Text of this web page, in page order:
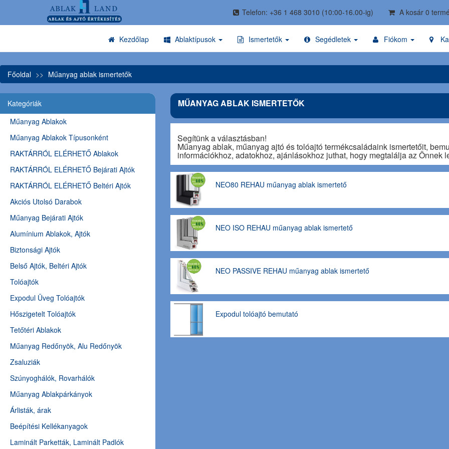
Telefon: +36 1 468 3010 (10:00-16.00-ig) A kosár 0
Kezdőlap Ablaktípusok Ismertetők Segédletek Fiókom
Főoldal Műanyag ablak ismertetők
MŰANYAG ABLAK ISMERTETŐK
Segítünk a választásban!
Műanyag ablak, műanyag ajtó és tolóajtó termékcsaládaink ismertetőit,
információkhoz, adatokhoz, ajánlásokhoz juthat, hogy megtalálja az Önnek
NEO80 REHAU műanyag ablak ismertető
NEO ISO REHAU műanyag ablak ismertető
NEO PASSIVE REHAU műanyag ablak ismertető
Expodul tolóajtó bemutató
Kategóriák
Műanyag Ablakok
Műanyag Ablakok Típusonként
RAKTÁRRÓL ELÉRHETŐ Ablakok
RAKTÁRRÓL ELÉRHETŐ Bejárati Ajtók
RAKTÁRRÓL ELÉRHETŐ Beltéri Ajtók
Akciós Utolsó Darabok
Műanyag Bejárati Ajtók
Alumínium Ablakok, Ajtók
Biztonsági Ajtók
Belső Ajtók, Beltéri Ajtók
Tolóajtók
Expodul Üveg Tolóajtók
Hőszigetelt Tolóajtók
Tetőtéri Ablakok
Műanyag Redőnyök, Alu Redőnyök
Zsaluziák
Szúnyoghálók, Rovarhálók
Műanyag Ablakpárkányok
Árlisták, árak
Beépítési Kellékanyagok
Laminált Parketták, Laminált Padlók